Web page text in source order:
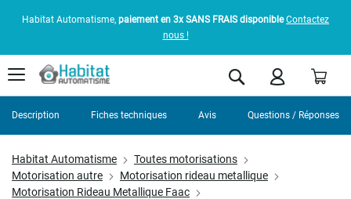
Habitat Automatisme, paiement en 3x SANS FRAIS disponible Contactez
nous !
Rechercher
Habitat Automatisme
Toutes motorisations
Motorisation autre
Motorisation rideau metallique
Motorisation Rideau Metallique Faac
Description Fiches techniques Avis Questions / Réponses